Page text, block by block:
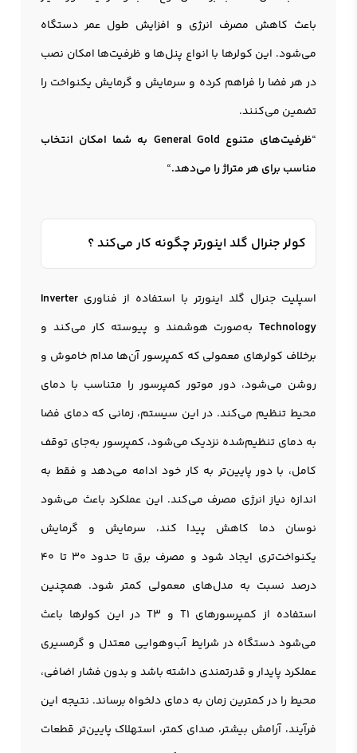
باعث کاهش مصرف انرژی و افزایش طول عمر دستگاه
می‌شود. این کولرها با انواع پنل‌ها و ظرفیت‌ها امکان نصب
در هر فضا را فراهم کرده و سرمایش و گرمایش یکنواخت را
تضمین می‌کنند.
“
ظرفیت‌های متنوع General Gold به شما امکان انتخاب
مناسب برای هر متراژ را می‌دهد.“
کولر جنرال گلد اینورتر چگونه کار می‌کند ؟
اسپلیت جنرال گلد اینورتر با استفاده از فناوری Inverter
Technology به‌صورت هوشمند و پیوسته کار می‌کند و
برخلاف کولرهای معمولی که کمپرسور آن‌ها مدام خاموش و
روشن می‌شود، دور موتور کمپرسور را متناسب با دمای
محیط تنظیم می‌کند. در این سیستم، زمانی که دمای فضا
به دمای تنظیم‌شده نزدیک می‌شود، کمپرسور به‌جای توقف
کامل، با دور پایین‌تر به کار خود ادامه می‌دهد و فقط به
اندازه نیاز انرژی مصرف می‌کند. این عملکرد باعث می‌شود
نوسان دما کاهش پیدا کند، سرمایش و گرمایش
یکنواخت‌تری ایجاد شود و مصرف برق تا حدود ۳۰ تا ۴۰
درصد نسبت به مدل‌های معمولی کمتر شود. همچنین
استفاده از کمپرسورهای T1 و T3 در این کولرها باعث
می‌شود دستگاه در شرایط آب‌وهوایی معتدل و گرمسیری
عملکرد پایدار و قدرتمندی داشته باشد و بدون فشار اضافی،
محیط را در کمترین زمان به دمای دلخواه برساند. نتیجه این
فرآیند، آرامش بیشتر، صدای کمتر، استهلاک پایین‌تر قطعات